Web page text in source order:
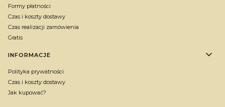
Formy płatności
Czas i koszty dostawy
Czas realizacji zamówienia
Gratis
INFORMACJE
Polityka prywatności
Czas i koszty dostawy
Jak kupować?